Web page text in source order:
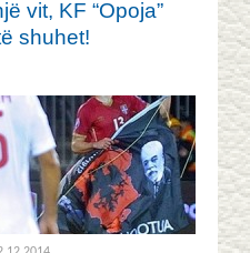
vit, KF “Opoja”
shuhet!